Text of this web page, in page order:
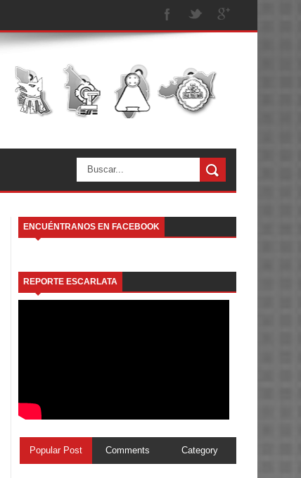
ENCUÉNTRANOS EN FACEBOOK
REPORTE ESCARLATA
Popular Post Comments Category